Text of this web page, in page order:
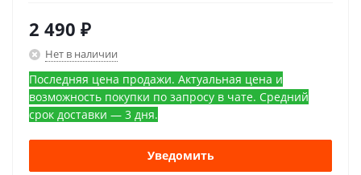
2 490 ₽
Нет в наличии
Последняя цена продажи. Актуальная цена и
возможность покупки по запросу в чате. Средний
срок доставки — 3 дня.
Уведомить